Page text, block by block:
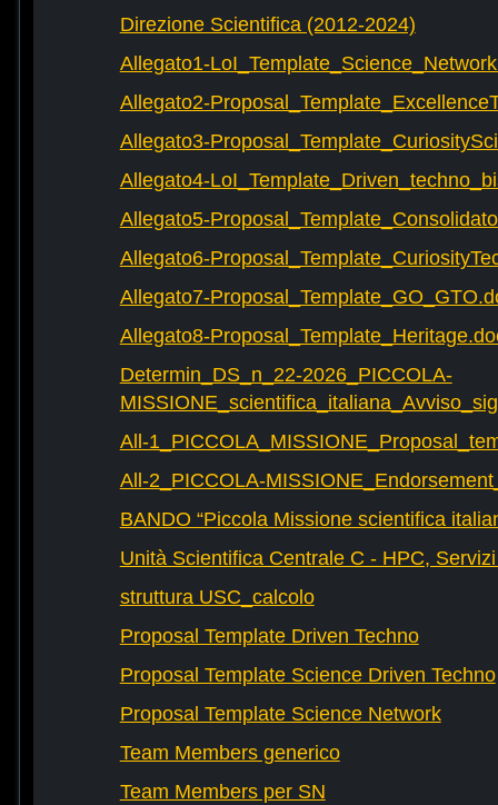
Direzione Scientifica (2012-2024)
Allegato1-
Allegato2-
Allegato3-
Allegato4-
Allegato5-
Allegato6-
Allegato7-
Allegato8-
Determin_DS_n_22-2026_PICCOLA-
All-
All-2_PICCOLA-
BANDO “Piccola Missione scientifica
Unità Scientifica Centrale C - HPC,
struttura USC_calcolo
Proposal Template Driven Techno
Proposal Template Science Driven Techno
Proposal Template Science Network
Team Members generico
Team Members per SN